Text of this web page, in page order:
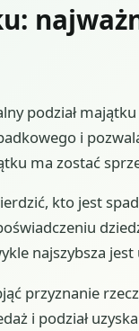
podział
i
ma zostać
kto jest
najszybsza
przyznanie
i podział